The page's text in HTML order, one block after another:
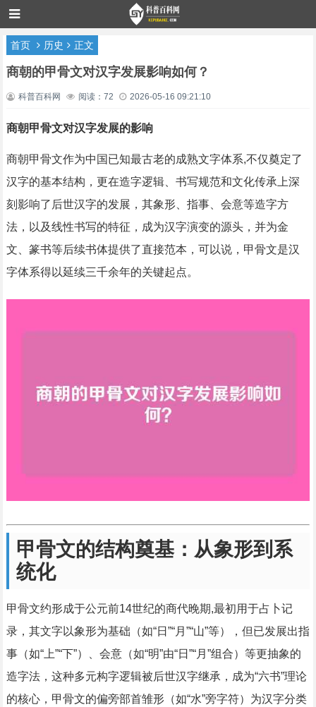
首页 历史 正文
商朝的甲骨文对汉字发展影响如何？
科普百科网 阅读：72 2026-05-16 09:21:10
商朝甲骨文对汉字发展的影响
商朝甲骨文作为中国已知最古老的成熟文字体系,不仅奠定了
汉字的基本结构，更在造字逻辑、书写规范和文化传承上深
刻影响了后世汉字的发展，其象形、指事、会意等造字方
法，以及线性书写的特征，成为汉字演变的源头，并为金
文、篆书等后续书体提供了直接范本，可以说，甲骨文是汉
字体系得以延续三千余年的关键起点。
甲骨文的结构奠基：从象形到系
统化
甲骨文约形成于公元前14世纪的商代晚期,最初用于占卜记
录，其文字以象形为基础（如“日”“月”“山”等），但已发展出指
事（如“上”“下”）、会意（如“明”由“日”“月”组合）等更抽象的
造字法，这种多元构字逻辑被后世汉字继承，成为“六书”理论
的核心，甲骨文的偏旁部首雏形（如“水”旁字符）为汉字分类